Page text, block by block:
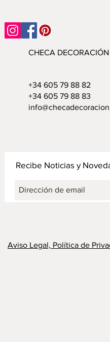
CHECA DECORACIÓN
+34 605 79 88 82
+34 605 79 88 83
Recibe Noticias y
Aviso Legal, Política de